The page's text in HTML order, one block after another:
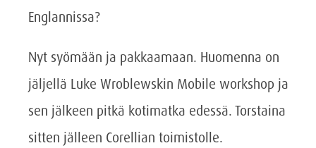
Englannissa?
Nyt syömään ja pakkaamaan. Huomenna on
jäljellä Luke Wroblewskin Mobile workshop ja
sen jälkeen pitkä kotimatka edessä. Torstaina
sitten jälleen Corellian toimistolle.